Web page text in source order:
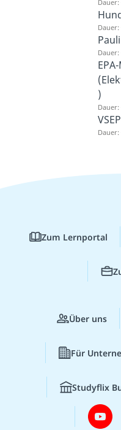
Dauer:
Dauer:
Dauer:
)
Dauer:
Dauer:
Zum Lernportal
Über uns
Für
Studyflix